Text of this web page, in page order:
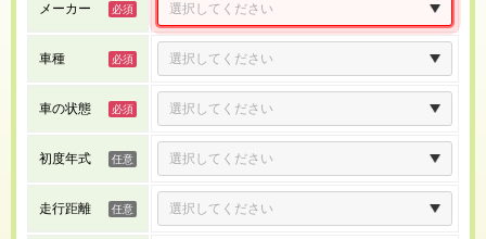
メーカー
車種
車の状態
初度年式
走行距離